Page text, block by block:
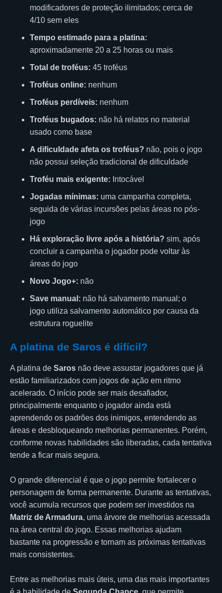
modificadores de proteção ilimitados; cerca de
4/10 sem eles
Tempo estimado para a platina:
aproximadamente 20 a 25 horas ou mais
Total de troféus: 45 troféus
Troféus online: nenhum
Troféus perdíveis: nenhum
Troféus bugados: não há relatos no material
usado como base
A dificuldade afeta os troféus? não, pois o jogo
não possui seleção tradicional de dificuldade
Troféu mais exigente: Intocável
Jogadas mínimas: uma campanha completa,
seguida de várias incursões pelas áreas no pós-
jogo
Há exploração livre após a história? sim, após
concluir a campanha o jogador pode voltar às
áreas do jogo
Novo Jogo+: não
Save manual: não há salvamento manual; o
jogo utiliza salvamento automático por causa da
estrutura roguelite
A platina de Saros é difícil?
A platina de Saros não deve assustar jogadores que já
estão familiarizados com jogos de ação em ritmo
acelerado. O início pode ser mais desafiador,
principalmente enquanto o jogador ainda está
aprendendo os padrões dos inimigos, entendendo as
áreas e desbloqueando melhorias permanentes. Porém,
conforme novas habilidades são liberadas, cada tentativa
tende a ficar mais segura.
O grande diferencial é que o jogo permite fortalecer o
personagem de forma permanente. Durante as tentativas,
você acumula recursos que podem ser investidos na
Matriz de Armadura, uma árvore de melhorias acessada
na área central do jogo. Essas melhorias ajudam
bastante na progressão e tornam as próximas tentativas
mais consistentes.
Entre as melhorias mais úteis, uma das mais importantes